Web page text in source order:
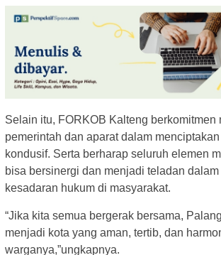
Selain itu, FORKOB Kalteng berkomitmen
pemerintah dan aparat dalam
kondusif. Serta berharap seluruh elemen
bisa bersinergi dan menjadi teladan
kesadaran hukum di masyarakat.
“Jika kita semua bergerak bersama,
menjadi kota yang aman, tertib, dan
warganya,”ungkapnya.